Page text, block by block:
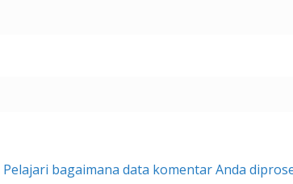
Pelajari bagaimana data komentar Anda